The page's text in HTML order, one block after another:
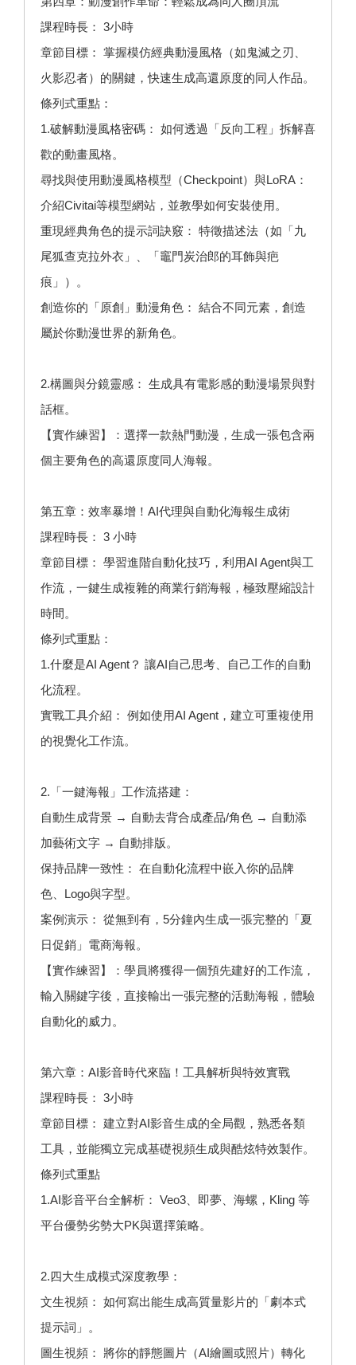
課程時長： 3小時
章節目標： 掌握模仿經典動漫風格（如鬼滅之刃、
火影忍者）的關鍵，快速生成高還原度的同人作品。
條列式重點：
1.破解動漫風格密碼： 如何透過「反向工程」拆解喜
歡的動畫風格。
尋找與使用動漫風格模型（Checkpoint）與LoRA：
介紹Civitai等模型網站，並教學如何安裝使用。
重現經典角色的提示詞訣竅： 特徵描述法（如「九
尾狐查克拉外衣」、「竈門炭治郎的耳飾與疤
痕」）。
創造你的「原創」動漫角色： 結合不同元素，創造
屬於你動漫世界的新角色。
2.構圖與分鏡靈感： 生成具有電影感的動漫場景與對
話框。
【實作練習】：選擇一款熱門動漫，生成一張包含兩
個主要角色的高還原度同人海報。
第五章：效率暴增！AI代理與自動化海報生成術
課程時長： 3 小時
章節目標： 學習進階自動化技巧，利用AI Agent與工
作流，一鍵生成複雜的商業行銷海報，極致壓縮設計
時間。
條列式重點：
1.什麼是AI Agent？ 讓AI自己思考、自己工作的自動
化流程。
實戰工具介紹： 例如使用AI Agent，建立可重複使用
的視覺化工作流。
2.「一鍵海報」工作流搭建：
自動生成背景 → 自動去背合成產品/角色 → 自動添
加藝術文字 → 自動排版。
保持品牌一致性： 在自動化流程中嵌入你的品牌
色、Logo與字型。
案例演示： 從無到有，5分鐘內生成一張完整的「夏
日促銷」電商海報。
【實作練習】：學員將獲得一個預先建好的工作流，
輸入關鍵字後，直接輸出一張完整的活動海報，體驗
自動化的威力。
第六章：AI影音時代來臨！工具解析與特效實戰
課程時長： 3小時
章節目標： 建立對AI影音生成的全局觀，熟悉各類
工具，並能獨立完成基礎視頻生成與酷炫特效製作。
條列式重點
1.AI影音平台全解析： Veo3、即夢、海螺，Kling 等
平台優勢劣勢大PK與選擇策略。
2.四大生成模式深度教學：
文生視頻： 如何寫出能生成高質量影片的「劇本式
提示詞」。
圖生視頻： 將你的靜態圖片（AI繪圖或照片）轉化